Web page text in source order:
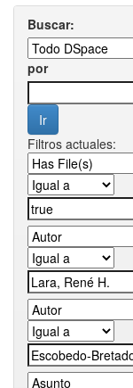
Buscar:
por
Filtros actuales: